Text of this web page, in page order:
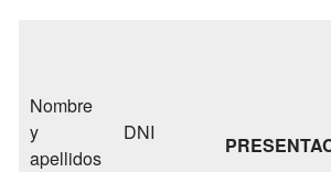
Nombre
y
apellidos
DNI